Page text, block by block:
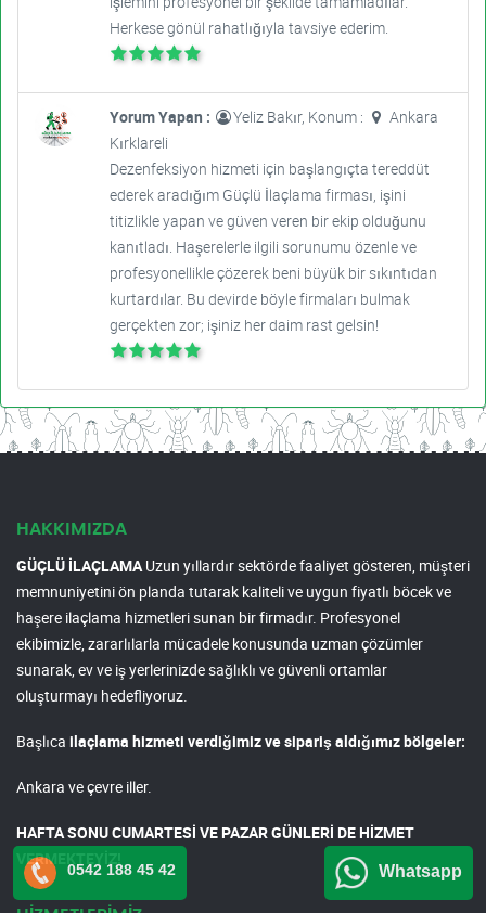
Herkese gönül rahatlığıyla tavsiye ederim.
Yorum Yapan : Yeliz Bakır, Konum :
Ankara
Kırklareli
Dezenfeksiyon hizmeti için başlangıçta tereddüt
ederek aradığım Güçlü İlaçlama firması, işini
titizlikle yapan ve güven veren bir ekip olduğunu
kanıtladı. Haşerelerle ilgili sorunumu özenle ve
profesyonellikle çözerek beni büyük bir sıkıntıdan
kurtardılar. Bu devirde böyle firmaları bulmak
gerçekten zor; işiniz her daim rast gelsin!
HAKKIMIZDA
GÜÇLÜ İLAÇLAMAUzun yıllardır sektörde faaliyet gösteren, müşteri
memnuniyetini ön planda tutarak kaliteli ve uygun fiyatlı böcek ve
haşere ilaçlama hizmetleri sunan bir firmadır. Profesyonel
ekibimizle, zararlılarla mücadele konusunda uzman çözümler
sunarak, ev ve iş yerlerinizde sağlıklı ve güvenli ortamlar
oluşturmayı hedefliyoruz.
Başlıca ilaçlama hizmeti verdiğimiz ve sipariş aldığımız bölgeler:
Ankara ve çevre iller.
HAFTA SONU CUMARTESİ VE PAZAR GÜNLERİ DE HİZMET
VERMEKTEYİZ!
0542 188 45 42 Whatsapp